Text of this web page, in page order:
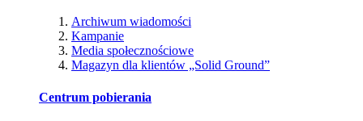
Archiwum wiadomości
Kampanie
Media społecznościowe
Magazyn dla klientów „Solid Ground”
Centrum pobierania